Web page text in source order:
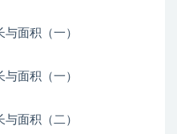
面积（一）
面积（一）
面积（二）